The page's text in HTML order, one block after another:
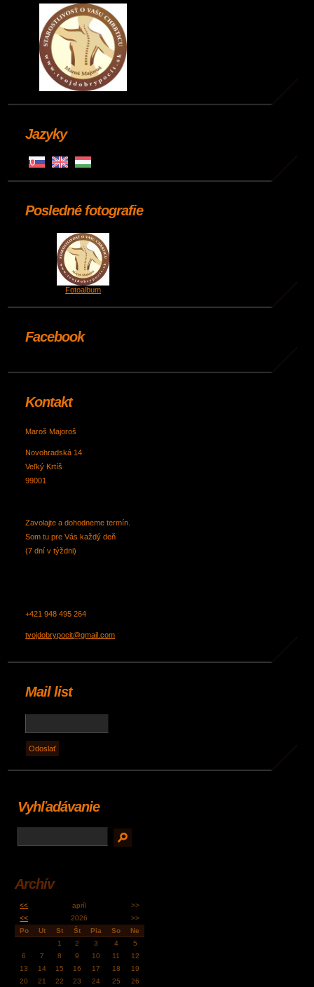
Jazyky
Posledné fotografie
Fotoalbum
Facebook
Kontakt
Maroš Majoroš
Novohradská 14
Veľký Krtíš
99001
Zavolajte a dohodneme termín.
Som tu pre Vás každý deň
(7 dní v týždni)
+421 948 495 264
tvojdobrypocit@gmail.com
Mail list
Vyhľadávanie
Archív
<< apríl
>>
<<
2026
>>
Po
Ut St Št Pia So
Ne
1
2 3 4
5
6
7 8 9 10 11
12
13
14 15 16 17 18
19
20
21 22 23 24 25 26